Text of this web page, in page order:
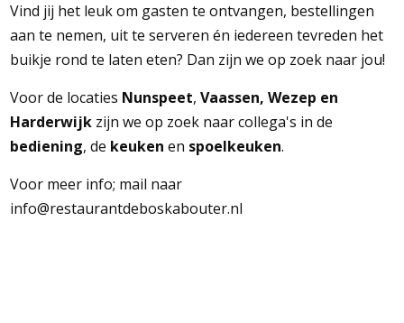
Vind jij het leuk om gasten te ontvangen, bestellingen
aan te nemen, uit te serveren én iedereen tevreden het
buikje rond te laten eten? Dan zijn we op zoek naar jou!
Voor de locaties Nunspeet,Vaassen, Wezep en
Harderwijk zijn we op zoek naar collega's in de
bediening, de keukenen spoelkeuken.
Voor meer info; mail naar
info@restaurantdeboskabouter.nl